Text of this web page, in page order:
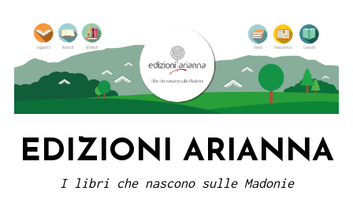
content
EDIZIONI ARIANNA
I libri che nascono sulle Madonie